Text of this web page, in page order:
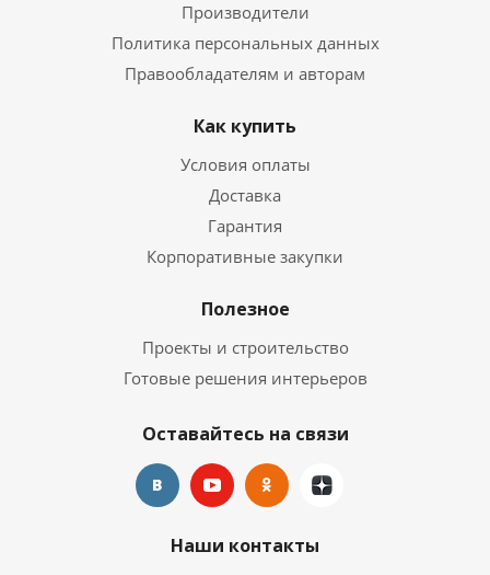
Производители
Политика персональных данных
Правообладателям и авторам
Как купить
Условия оплаты
Доставка
Гарантия
Корпоративные закупки
Полезное
Проекты и строительство
Готовые решения интерьеров
Оставайтесь на связи
Наши контакты